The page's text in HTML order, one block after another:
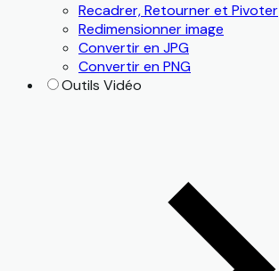
Recadrer, Retourner et Pivoter
Redimensionner image
Convertir en JPG
Convertir en PNG
Outils Vidéo